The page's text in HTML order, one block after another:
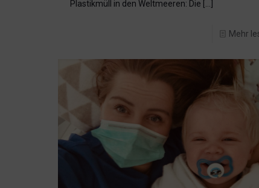
Plastikmüll in den Weltmeeren: Die […]
Mehr